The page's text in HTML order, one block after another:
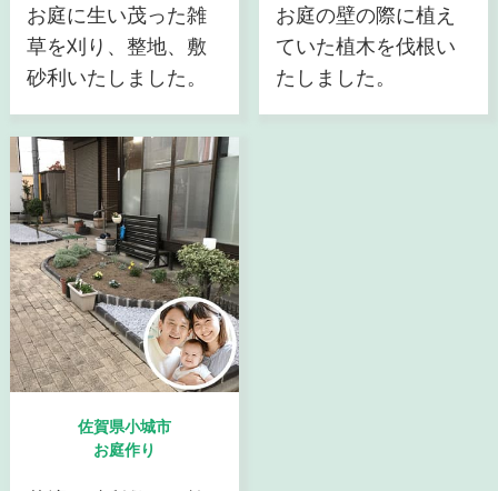
お庭に生い茂った雑
草を刈り、整地、敷
砂利いたしました。
お庭の壁の際に植え
ていた植木を伐根い
たしました。
佐賀県小城市
お庭作り